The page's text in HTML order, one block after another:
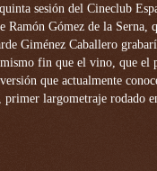
sesión del Cineclub
Ramón Gómez de la Serna,
Giménez Caballero
fin que el vino, que el
que actualmente
primer largometraje rodado